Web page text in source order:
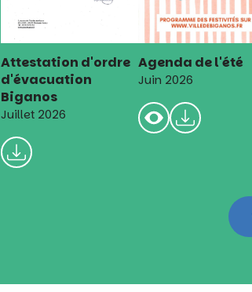
Attestation d'ordre
d'évacuation
Biganos
Juillet 2026
Agenda de l'été
Juin 2026